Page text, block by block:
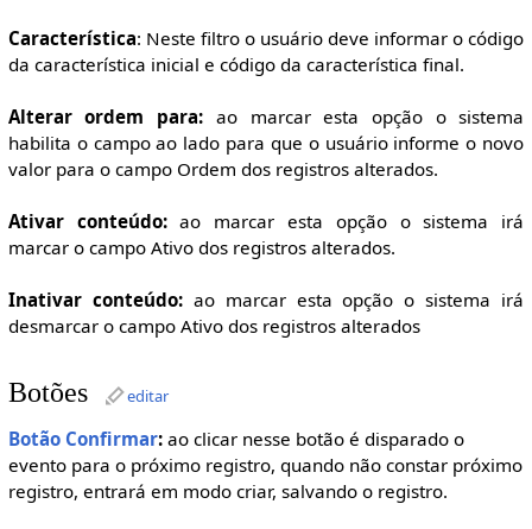
Característica: Neste filtro o usuário deve informar o código
da característica inicial e código da característica final.
Alterar ordem para: ao marcar esta opção o sistema
habilita o campo ao lado para que o usuário informe o novo
valor para o campo Ordem dos registros alterados.
Ativar conteúdo:ao marcar esta opção o sistema irá
marcar o campo Ativo dos registros alterados.
Inativar conteúdo:ao marcar esta opção o sistema irá
desmarcar o campo Ativo dos registros alterados
Botões editar
Botão Confirmar:ao clicar nesse botão é disparado o
evento para o próximo registro, quando não constar próximo
registro, entrará em modo criar, salvando o registro.